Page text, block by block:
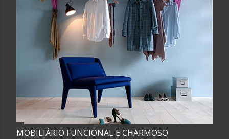
MOBILIÁRIO FUNCIONAL E CHARMOSO